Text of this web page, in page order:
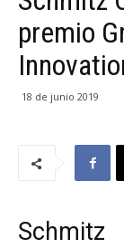
premio
18 de junio 2019